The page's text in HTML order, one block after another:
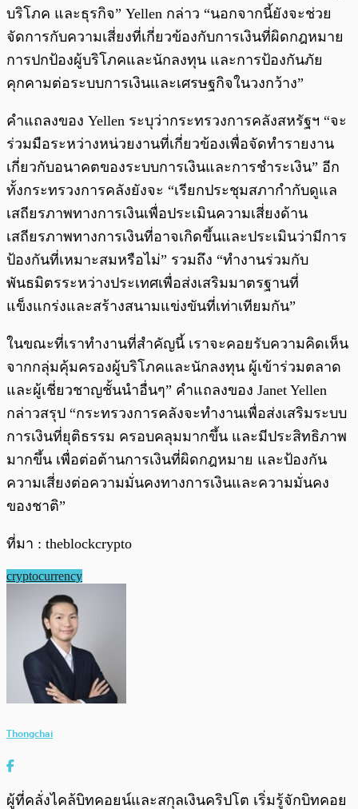
บริโภค และธุรกิจ” Yellen กล่าว “นอกจากนี้ยังจะช่วย
จัดการกับความเสี่ยงที่เกี่ยวข้องกับการเงินที่ผิดกฎหมาย
การปกป้องผู้บริโภคและนักลงทุน และการป้องกันภัย
คุกคามต่อระบบการเงินและเศรษฐกิจในวงกว้าง”
คำแถลงของ Yellen ระบุว่ากระทรวงการคลังสหรัฐฯ “จะ
ร่วมมือระหว่างหน่วยงานที่เกี่ยวข้องเพื่อจัดทำรายงาน
เกี่ยวกับอนาคตของระบบการเงินและการชำระเงิน” อีก
ทั้งกระทรวงการคลังยังจะ “เรียกประชุมสภากำกับดูแล
เสถียรภาพทางการเงินเพื่อประเมินความเสี่ยงด้าน
เสถียรภาพทางการเงินที่อาจเกิดขึ้นและประเมินว่ามีการ
ป้องกันที่เหมาะสมหรือไม่” รวมถึง “ทำงานร่วมกับ
พันธมิตรระหว่างประเทศเพื่อส่งเสริมมาตรฐานที่
แข็งแกร่งและสร้างสนามแข่งขันที่เท่าเทียมกัน”
ในขณะที่เราทำงานที่สำคัญนี้ เราจะคอยรับความคิดเห็น
จากกลุ่มคุ้มครองผู้บริโภคและนักลงทุน ผู้เข้าร่วมตลาด
และผู้เชี่ยวชาญชั้นนำอื่นๆ” คำแถลงของ Janet Yellen
กล่าวสรุป “กระทรวงการคลังจะทำงานเพื่อส่งเสริมระบบ
การเงินที่ยุติธรรม ครอบคลุมมากขึ้น และมีประสิทธิภาพ
มากขึ้น เพื่อต่อต้านการเงินที่ผิดกฎหมาย และป้องกัน
ความเสี่ยงต่อความมั่นคงทางการเงินและความมั่นคง
ของชาติ”
ที่มา : theblockcrypto
cryptocurrency
Thongchai
ผู้ที่คลั่งไคล้บิทคอยน์และสกุลเงินคริปโต เริ่มรู้จักบิทคอย